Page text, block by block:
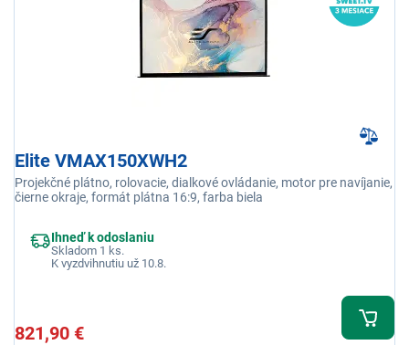
Elite VMAX150XWH2
Projekčné plátno, rolovacie, dialkové ovládanie, motor pre navíjanie,
čierne okraje, formát plátna 16:9, farba biela
Ihneď k odoslaniu
Skladom 1 ks.
K vyzdvihnutiu už 10.8.
821,90 €